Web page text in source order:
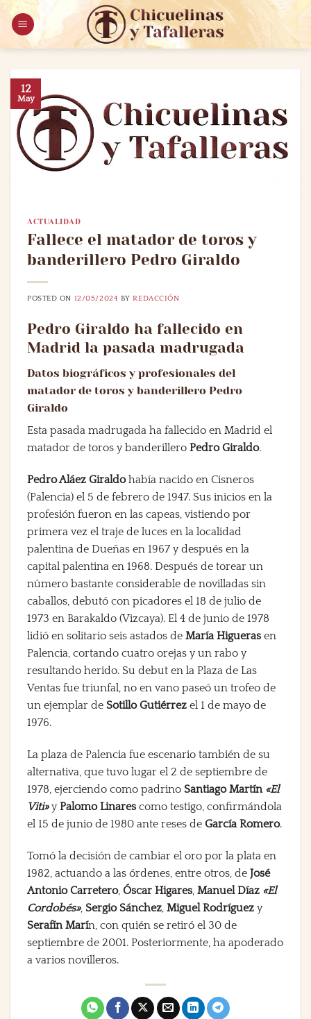
Saltar
contenido
12
May
ACTUALIDAD
Fallece el matador de toros y
banderillero Pedro Giraldo
POSTED ON 12/05/2024 BYREDACCIÓN
Pedro Giraldo ha fallecido en
Madrid la pasada madrugada
Datos biográficos y profesionales del
matador de toros y banderillero Pedro
Giraldo
Esta pasada madrugada ha fallecido en Madrid el
matador de toros y banderillero Pedro Giraldo.
Pedro Aláez Giraldohabía nacido en Cisneros
(Palencia) el 5 de febrero de 1947. Sus inicios en la
profesión fueron en las capeas, vistiendo por
primera vez el traje de luces en la localidad
palentina de Dueñas en 1967 y después en la
capital palentina en 1968. Después de torear un
número bastante considerable de novilladas sin
caballos, debutó con picadores el 18 de julio de
1973 en Barakaldo (Vizcaya). El 4 de junio de 1978
lidió en solitario seis astados de María Higueras en
Palencia, cortando cuatro orejas y un rabo y
resultando herido. Su debut en la Plaza de Las
Ventas fue triunfal, no en vano paseó un trofeo de
un ejemplar de Sotillo Gutiérrez el 1 de mayo de
1976.
La plaza de Palencia fue escenario también de su
alternativa, que tuvo lugar el 2 de septiembre de
1978, ejerciendo como padrino Santiago Martín «El
Viti»y Palomo Linares como testigo, confirmándola
el 15 de junio de 1980 ante reses de García Romero.
Tomó la decisión de cambiar el oro por la plata en
1982, actuando a las órdenes, entre otros, de José
Antonio Carretero, Óscar Higares, Manuel Díaz «El
Cordobés», Sergio Sánchez, Miguel Rodríguez y
Serafín Marín, con quién se retiró el 30 de
septiembre de 2001. Posteriormente, ha apoderado
a varios novilleros.